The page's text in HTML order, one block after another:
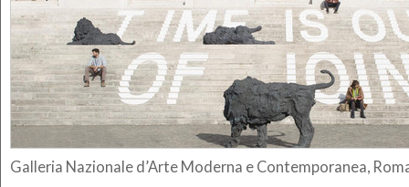
Galleria Nazionale d’Arte Moderna e Contemporanea,